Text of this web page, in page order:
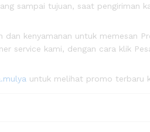
sampai tujuan, saat pengiriman
dan kenyamanan untuk memesan
service kami, dengan cara klik
untuk melihat promo terbaru